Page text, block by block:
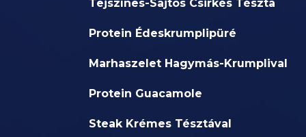
Tejszínes-Sajtos Csirkés Tészta
Protein Édeskrumplipüré
Marhaszelet Hagymás-Krumplival
Protein Guacamole
Steak Krémes Tésztával